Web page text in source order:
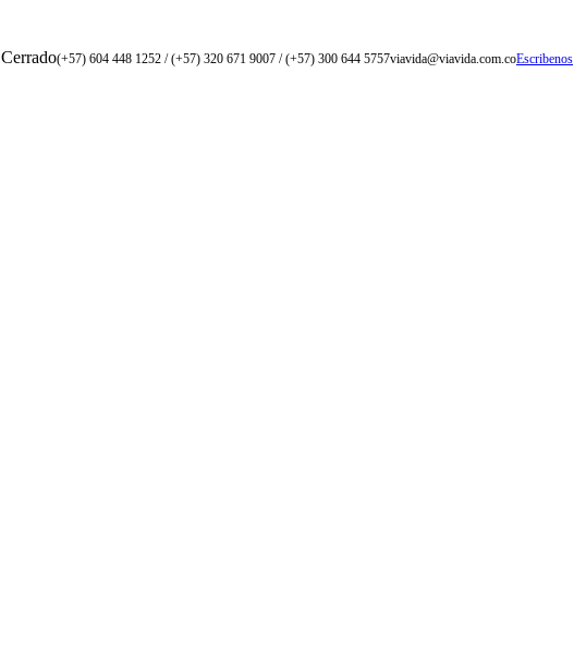
(+57) 604 448 1252 / (+57) 320 671 9007 / (+57) 300 644 5757viavida@viavida.com.coEscribenos